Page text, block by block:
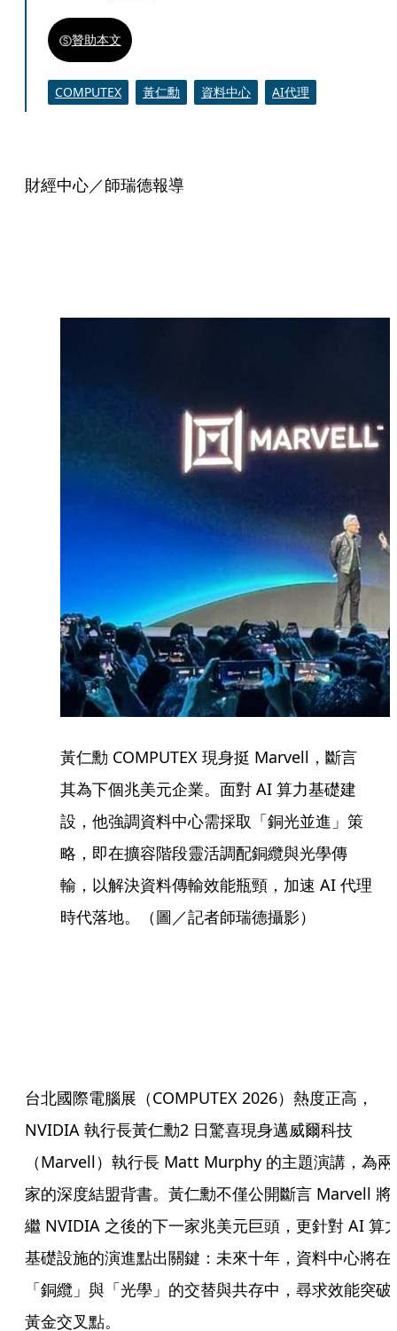
贊助本文
COMPUTEX 黃仁勳 資料中心 AI代理
財經中心／師瑞德報導
黃仁勳 COMPUTEX 現身挺 Marvell，斷言
其為下個兆美元企業。面對 AI 算力基礎建
設，他強調資料中心需採取「銅光並進」策
略，即在擴容階段靈活調配銅纜與光學傳
輸，以解決資料傳輸效能瓶頸，加速 AI 代理
時代落地。（圖／記者師瑞德攝影）
台北國際電腦展（COMPUTEX 2026）熱度正高，
NVIDIA 執行長黃仁勳2 日驚喜現身邁威爾科技
（Marvell）執行長 Matt Murphy 的主題演講，為兩
家的深度結盟背書。黃仁勳不僅公開斷言 Marvell 將
繼 NVIDIA 之後的下一家兆美元巨頭，更針對 AI 算
基礎設施的演進點出關鍵：未來十年，資料中心將在
「銅纜」與「光學」的交替與共存中，尋求效能突破
黃金交叉點。